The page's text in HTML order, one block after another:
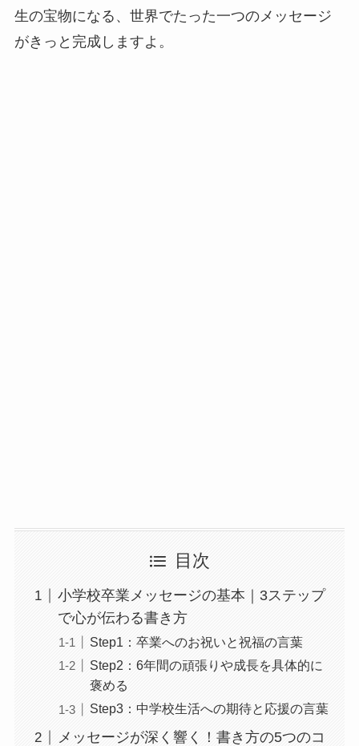
生の宝物になる、世界でたった一つのメッセージ
がきっと完成しますよ。
目次
小学校卒業メッセージの基本｜3ステップ
で心が伝わる書き方
Step1：卒業へのお祝いと祝福の言葉
Step2：6年間の頑張りや成長を具体的に
褒める
Step3：中学校生活への期待と応援の言葉
メッセージが深く響く！書き方の5つのコ